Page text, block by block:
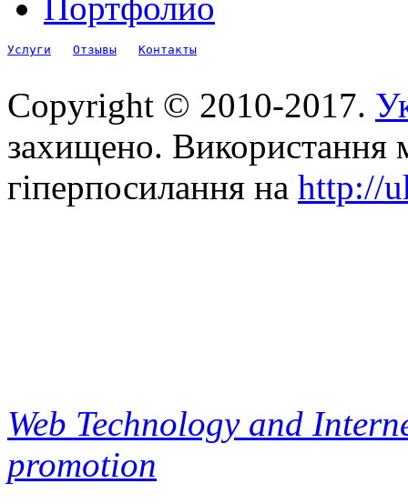
Услуги Отзывы Контакты
Copyright © 2010-2017.
захищено. Використання
гіперпосилання на http://
Web Technology and
promotion